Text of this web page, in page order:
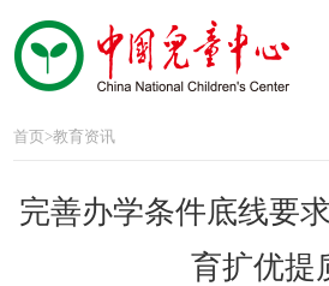
首页>教育资讯
完善办学条件底线要
育扩优提